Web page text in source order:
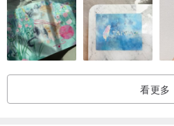
※电镀部分可能因汗水、皮脂等氧化作
软的布轻拭珍珠与金属配件，并尽量收
封夹链袋或收纳盒中，以维持较佳的保
看更多